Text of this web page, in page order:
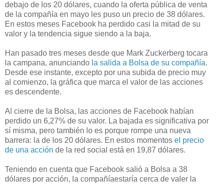
debajo de los 20 dólares, cuando la oferta pública de venta
de la compañía en mayo les puso un precio de 38 dólares.
En estos meses Facebook ha perdido casi la mitad de su
valor y la tendencia sigue siendo a la baja.
Han pasado tres meses desde que Mark Zuckerberg tocara
la campana, anunciando la salida a Bolsa de su compañía.
Desde ese instante, excepto por una subida de precio muy
al comienzo, la gráfica que marca el valor de las acciones
es descendente.
Al cierre de la Bolsa, las acciones de Facebook habían
perdido un 6,27% de su valor. La bajada es significativa por
sí misma, pero también lo es porque rompe una nueva
barrera: la de los 20 dólares. En estos momentos el precio
de una acción de la red social está en 19,87 dólares.
Teniendo en cuenta que Facebook salió a Bolsa a 38
dólares por acción, la compañíaestaría cerca de valer la